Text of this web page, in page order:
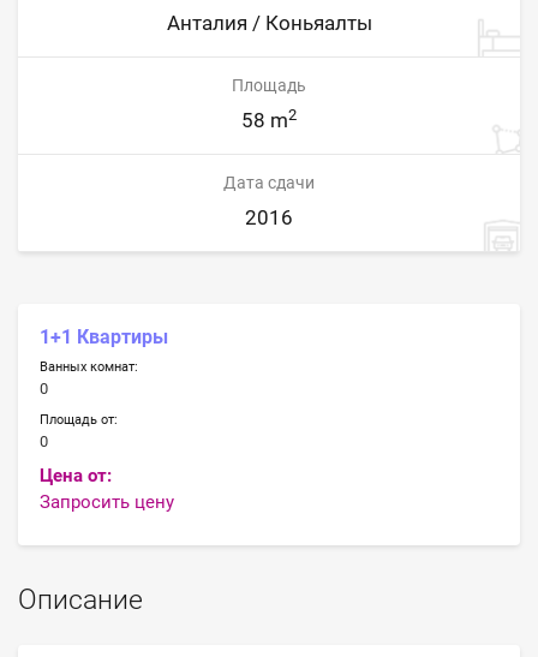
Анталия / Коньяалты
Площадь
58 m2
Дата сдачи
2016
1+1 Квартиры
Ванных комнат:
0
Площадь от:
0
Цена от:
Запросить цену
Описание